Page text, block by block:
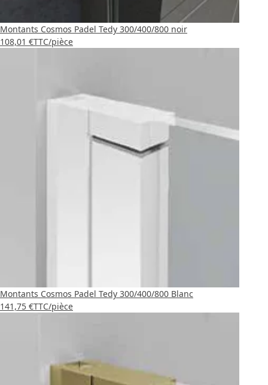
Montants Cosmos Padel Tedy 300/400/800 noir
108,01 €TTC/pièce
Montants Cosmos Padel Tedy 300/400/800 Blanc
141,75 €TTC/pièce